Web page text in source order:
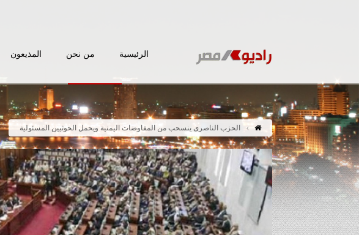
الرئيسية من نحن المذيعون
الحزب الناصرى ينسحب من المفاوضات اليمنية ويحمل الحوثيين المسئولية